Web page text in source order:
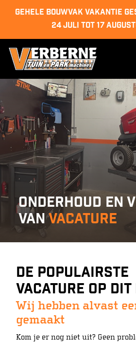
GEHELE BOUWVAK VAKANTIE
24 juli tot 17
Onderhoud en
vanVacature
De populairste
Vacature op dit
Wij hebben alvast
gemaakt
Kom je er nog niet uit? Geen